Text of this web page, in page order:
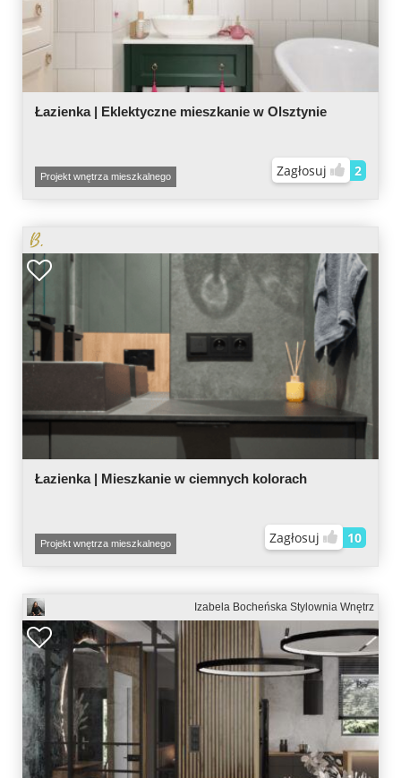
Łazienka | Eklektyczne mieszkanie w Olsztynie
Projekt wnętrza mieszkalnego Zagłosuj 2
Łazienka | Mieszkanie w ciemnych kolorach
Projekt wnętrza mieszkalnego Zagłosuj 10
Izabela Bocheńska Stylownia Wnętrz